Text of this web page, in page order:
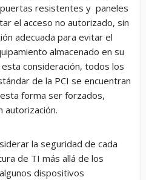
resistentes y paneles
el acceso no autorizado, sin
adecuada para evitar el
almacenado en su
consideración, todos los
de la PCI se encuentran
forma ser forzados,
autorización.
la seguridad de cada
de TI más allá de los
dispositivos